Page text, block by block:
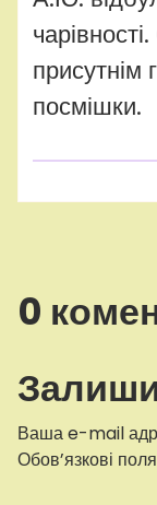
присутнім
посмішки.
0
Ваша e-mail
Обов’язкові